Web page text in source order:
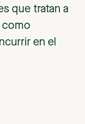
que tratan a
como
en el